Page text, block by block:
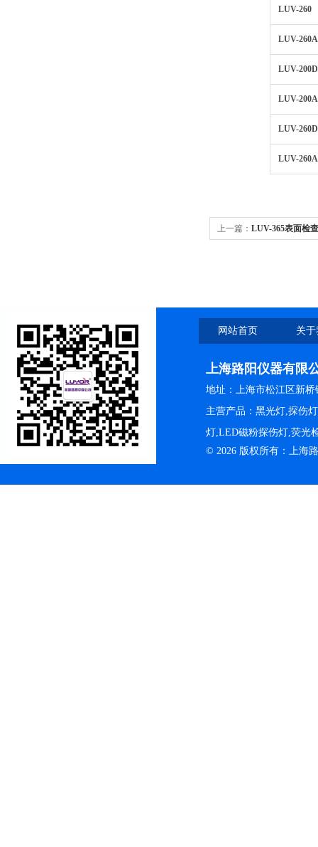
LUV-260
LUV-260A
LUV-200D
LUV-
LUV-260D
LUV-
上一篇： LUV-365表面检
网站首页 关
上海路阳仪器有限
地址：上海市松江区新桥
主营产品：黑光灯,探伤
灯,LED磁粉探伤灯,荧光
© 2026 版权所有：上海